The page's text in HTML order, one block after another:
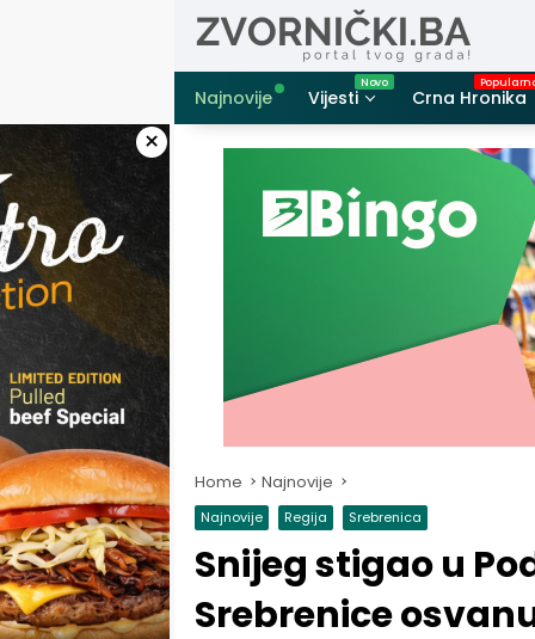
Najnovije
Vijesti Crna Hronika
×
Home Najnovije
Najnovije Regija Srebrenica
Snijeg stigao u
Srebrenice